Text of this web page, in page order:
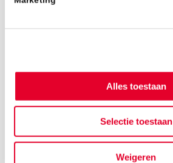
Alles toestaan
Selectie toestaan
Weigeren